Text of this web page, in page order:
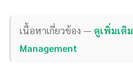
เนื้อหาเกี่ยวข้อง — ดูเพิ่มเติ
Management